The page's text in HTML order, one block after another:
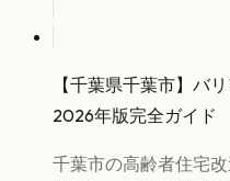
【千葉県千葉市】バ
2026年版完全ガイド
千葉市の高齢者住宅